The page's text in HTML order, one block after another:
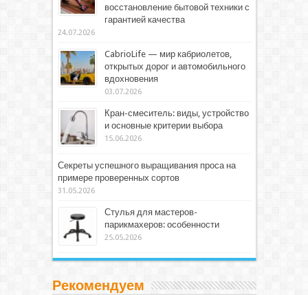
восстановление бытовой техники с
гарантией качества
24.07.2026
CabrioLife — мир кабриолетов,
открытых дорог и автомобильного
вдохновения
03.07.2026
Кран-смеситель: виды, устройство
и основные критерии выбора
15.06.2026
Секреты успешного выращивания проса на
примере проверенных сортов
31.05.2026
Стулья для мастеров-
парикмахеров: особенности
25.05.2026
Рекомендуем